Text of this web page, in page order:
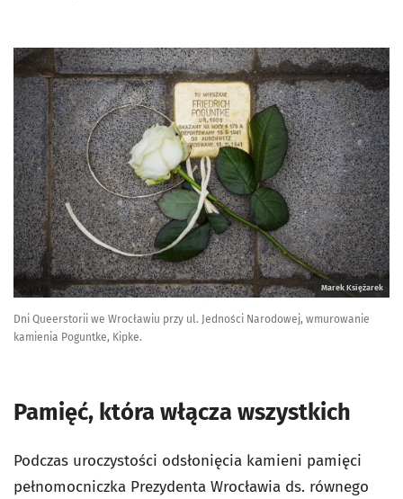
Marek Księżarek
Dni Queerstorii we Wrocławiu przy ul. Jedności Narodowej, wmurowanie
kamienia Poguntke, Kipke.
Pamięć, która włącza wszystkich
Podczas uroczystości odsłonięcia kamieni pamięci
pełnomocniczka Prezydenta Wrocławia ds. równego